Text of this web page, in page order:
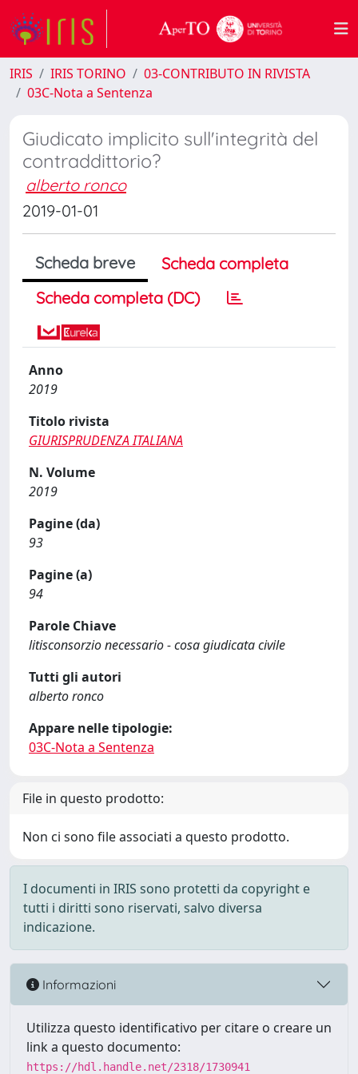
IRIS IRIS TORINO
03-CONTRIBUTO IN RIVISTA
03C-Nota a Sentenza
Giudicato implicito sull'integrità del
contraddittorio?
alberto ronco
2019-01-01
Scheda breve
Scheda completa
Scheda completa (DC)
Anno
2019
Titolo rivista
GIURISPRUDENZA ITALIANA
N. Volume
2019
Pagine (da)
93
Pagine (a)
94
Parole Chiave
litisconsorzio necessario - cosa giudicata civile
Tutti gli autori
alberto ronco
Appare nelle tipologie:
03C-Nota a Sentenza
File in questo prodotto:
Non ci sono file associati a questo prodotto.
I documenti in IRIS sono protetti da copyright e
tutti i diritti sono riservati, salvo diversa
indicazione.
Informazioni
Utilizza questo identificativo per citare o creare un
link a questo documento:
https://hdl.handle.net/2318/1730941